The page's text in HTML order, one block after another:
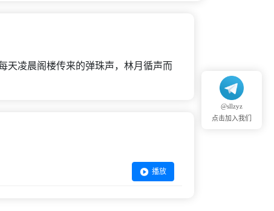
天凌晨阁楼传来的弹珠声，林月循声而
播放
@sllzyz
点击加入我们